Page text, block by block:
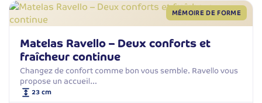
MÉMOIRE DE FORME
Matelas Ravello – Deux conforts et
fraîcheur continue
Changez de confort comme bon vous semble. Ravello vous
propose un accueil…
23 cm